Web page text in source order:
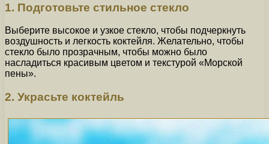
1. Подготовьте стильное стекло
Выберите высокое и узкое стекло, чтобы подчеркнуть
воздушность и легкость коктейля. Желательно, чтобы
стекло было прозрачным, чтобы можно было
насладиться красивым цветом и текстурой «Морской
пены».
2. Украсьте коктейль